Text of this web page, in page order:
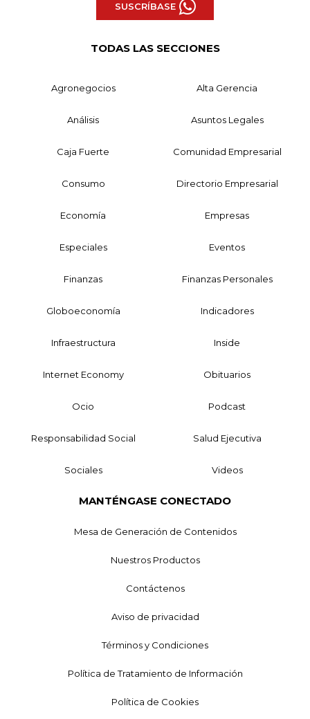
SUSCRÍBASE
TODAS LAS SECCIONES
Agronegocios Alta Gerencia
Análisis Asuntos Legales
Caja Fuerte Comunidad Empresarial
Consumo Directorio Empresarial
Economía Empresas
Especiales Eventos
Finanzas Finanzas Personales
Globoeconomía Indicadores
Infraestructura Inside
Internet Economy Obituarios
Ocio Podcast
Responsabilidad Social Salud Ejecutiva
Sociales Videos
MANTÉNGASE CONECTADO
Mesa de Generación de Contenidos
Nuestros Productos
Contáctenos
Aviso de privacidad
Términos y Condiciones
Política de Tratamiento de Información
Política de Cookies